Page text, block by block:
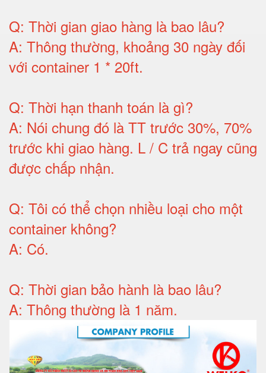
Q: Thời gian giao hàng là bao lâu?
A: Thông thường, khoảng 30 ngày đối
với container 1 * 20ft.
Q: Thời hạn thanh toán là gì?
A: Nói chung đó là TT trước 30%, 70%
trước khi giao hàng. L / C trả ngay cũng
được chấp nhận.
Q: Tôi có thể chọn nhiều loại cho một
container không?
A: Có.
Q: Thời gian bảo hành là bao lâu?
A: Thông thường là 1 năm.